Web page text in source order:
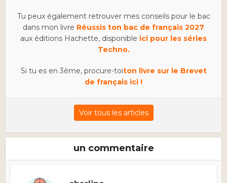
Tu peux également retrouver mes conseils pour le bac
dans mon livre Réussis ton bac de français 2027
aux éditions Hachette, disponible ici pour les séries
Techno.
Si tu es en 3ème, procure-toiton livre sur le Brevet
de français ici !
Voir tous les articles
un commentaire